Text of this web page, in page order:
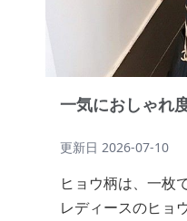
一気におしゃれ
更新日 2026-07-10
ヒョウ柄は、一枚
レディースのヒョ